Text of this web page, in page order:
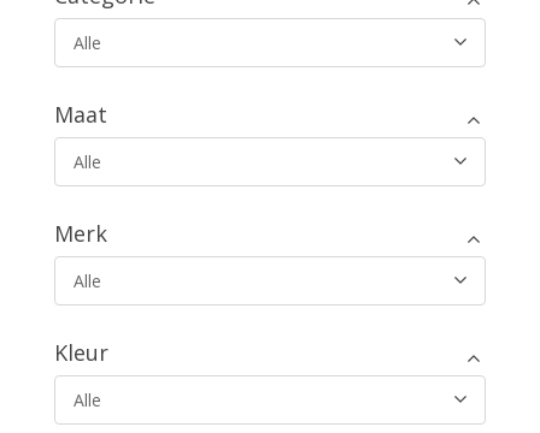
Alle
Maat
Alle
Merk
Alle
Kleur
Alle